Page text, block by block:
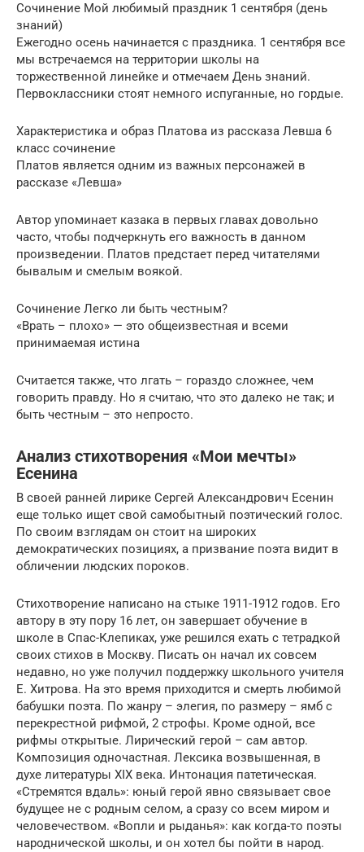
Сочинение Мой любимый праздник 1 сентября (день
знаний)
Ежегодно осень начинается с праздника. 1 сентября все
мы встречаемся на территории школы на
торжественной линейке и отмечаем День знаний.
Первоклассники стоят немного испуганные, но гордые.
Характеристика и образ Платова из рассказа Левша 6
класс сочинение
Платов является одним из важных персонажей в
рассказе «Левша»
Автор упоминает казака в первых главах довольно
часто, чтобы подчеркнуть его важность в данном
произведении. Платов предстает перед читателями
бывалым и смелым воякой.
Сочинение Легко ли быть честным?
«Врать – плохо» — это общеизвестная и всеми
принимаемая истина
Считается также, что лгать – гораздо сложнее, чем
говорить правду. Но я считаю, что это далеко не так; и
быть честным – это непросто.
Анализ стихотворения «Мои мечты»
Есенина
В своей ранней лирике Сергей Александрович Есенин
еще только ищет свой самобытный поэтический голос.
По своим взглядам он стоит на широких
демократических позициях, а призвание поэта видит в
обличении людских пороков.
Стихотворение написано на стыке 1911-1912 годов. Его
автору в эту пору 16 лет, он завершает обучение в
школе в Спас-Клепиках, уже решился ехать с тетрадкой
своих стихов в Москву. Писать он начал их совсем
недавно, но уже получил поддержку школьного учителя
Е. Хитрова. На это время приходится и смерть любимой
бабушки поэта. По жанру – элегия, по размеру – ямб с
перекрестной рифмой, 2 строфы. Кроме одной, все
рифмы открытые. Лирический герой – сам автор.
Композиция одночастная. Лексика возвышенная, в
духе литературы XIX века. Интонация патетическая.
«Стремятся вдаль»: юный герой явно связывает свое
будущее не с родным селом, а сразу со всем миром и
человечеством. «Вопли и рыданья»: как когда-то поэты
народнической школы, и он хотел бы пойти в народ.